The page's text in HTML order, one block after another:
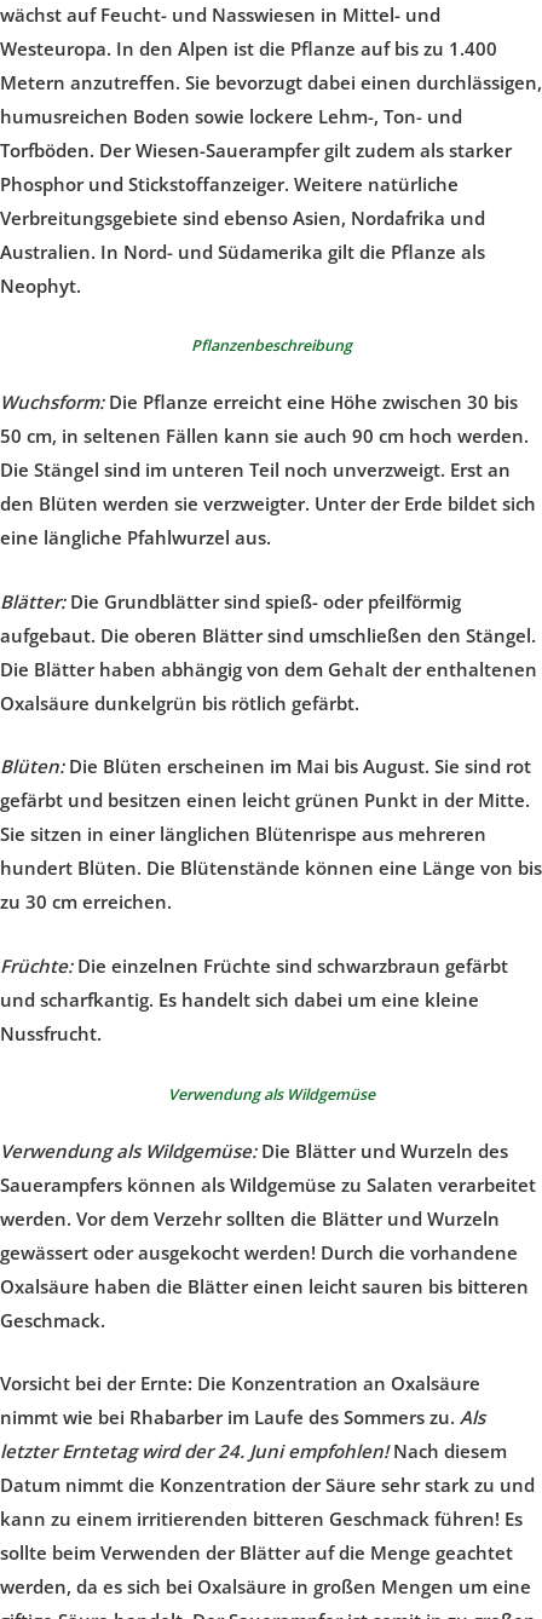
wächst auf Feucht- und Nasswiesen in Mittel- und
Westeuropa. In den Alpen ist die Pflanze auf bis zu 1.400
Metern anzutreffen. Sie bevorzugt dabei einen durchlässigen,
humusreichen Boden sowie lockere Lehm-, Ton- und
Torfböden. Der Wiesen-Sauerampfer gilt zudem als starker
Phosphor und Stickstoffanzeiger. Weitere natürliche
Verbreitungsgebiete sind ebenso Asien, Nordafrika und
Australien. In Nord- und Südamerika gilt die Pflanze als
Neophyt.
Pflanzenbeschreibung
Wuchsform:Die Pflanze erreicht eine Höhe zwischen 30 bis
50 cm, in seltenen Fällen kann sie auch 90 cm hoch werden.
Die Stängel sind im unteren Teil noch unverzweigt. Erst an
den Blüten werden sie verzweigter. Unter der Erde bildet sich
eine längliche Pfahlwurzel aus.
Blätter:Die Grundblätter sind spieß- oder pfeilförmig
aufgebaut. Die oberen Blätter sind umschließen den Stängel.
Die Blätter haben abhängig von dem Gehalt der enthaltenen
Oxalsäure dunkelgrün bis rötlich gefärbt.
Blüten: Die Blüten erscheinen im Mai bis August. Sie sind rot
gefärbt und besitzen einen leicht grünen Punkt in der Mitte.
Sie sitzen in einer länglichen Blütenrispe aus mehreren
hundert Blüten. Die Blütenstände können eine Länge von bis
zu 30 cm erreichen.
Früchte:Die einzelnen Früchte sind schwarzbraun gefärbt
und scharfkantig. Es handelt sich dabei um eine kleine
Nussfrucht.
Verwendung als Wildgemüse
Verwendung als Wildgemüse:Die Blätter und Wurzeln des
Sauerampfers können als Wildgemüse zu Salaten verarbeitet
werden. Vor dem Verzehr sollten die Blätter und Wurzeln
gewässert oder ausgekocht werden! Durch die vorhandene
Oxalsäure haben die Blätter einen leicht sauren bis bitteren
Geschmack.
Vorsicht bei der Ernte: Die Konzentration an Oxalsäure
nimmt wie bei Rhabarber im Laufe des Sommers zu. Als
letzter Erntetag wird der 24. Juni empfohlen!Nach diesem
Datum nimmt die Konzentration der Säure sehr stark zu und
kann zu einem irritierenden bitteren Geschmack führen! Es
sollte beim Verwenden der Blätter auf die Menge geachtet
werden, da es sich bei Oxalsäure in großen Mengen um eine